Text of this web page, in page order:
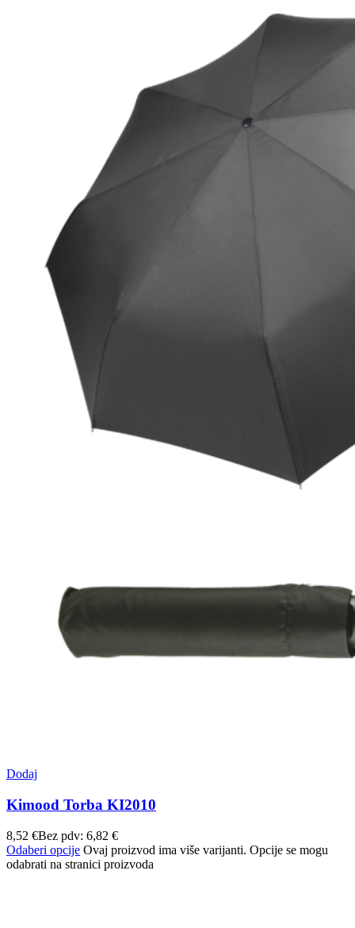
Dodaj
Kimood Torba KI2010
8,52 €Bez pdv: 6,82 €
Odaberi opcije Ovaj proizvod ima više varijanti. Opcije se mogu
odabrati na stranici proizvoda